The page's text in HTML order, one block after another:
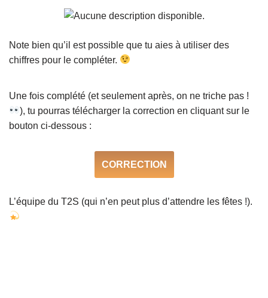
Note bien qu’il est possible que tu aies à utiliser des
chiffres pour le compléter.
Une fois complété (et seulement après, on ne triche pas !
), tu pourras télécharger la correction en cliquant sur le
bouton ci-dessous :
CORRECTION
L’équipe du T2S (qui n’en peut plus d’attendre les fêtes !).